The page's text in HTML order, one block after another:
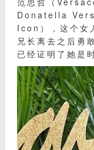
Donatella
Icon），这个女
兄长离去之后勇
已经证明了她是